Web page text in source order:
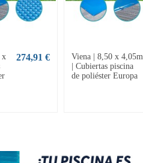
x
274,91 €
Viena | 8,50 x 4,05m
| Cubiertas piscina
de poliéster Europa